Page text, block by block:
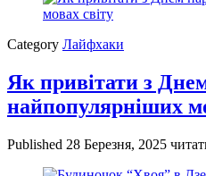
Category Лайфхаки
Як привітати з
найпопулярніших
Published 28 Березня, 2025